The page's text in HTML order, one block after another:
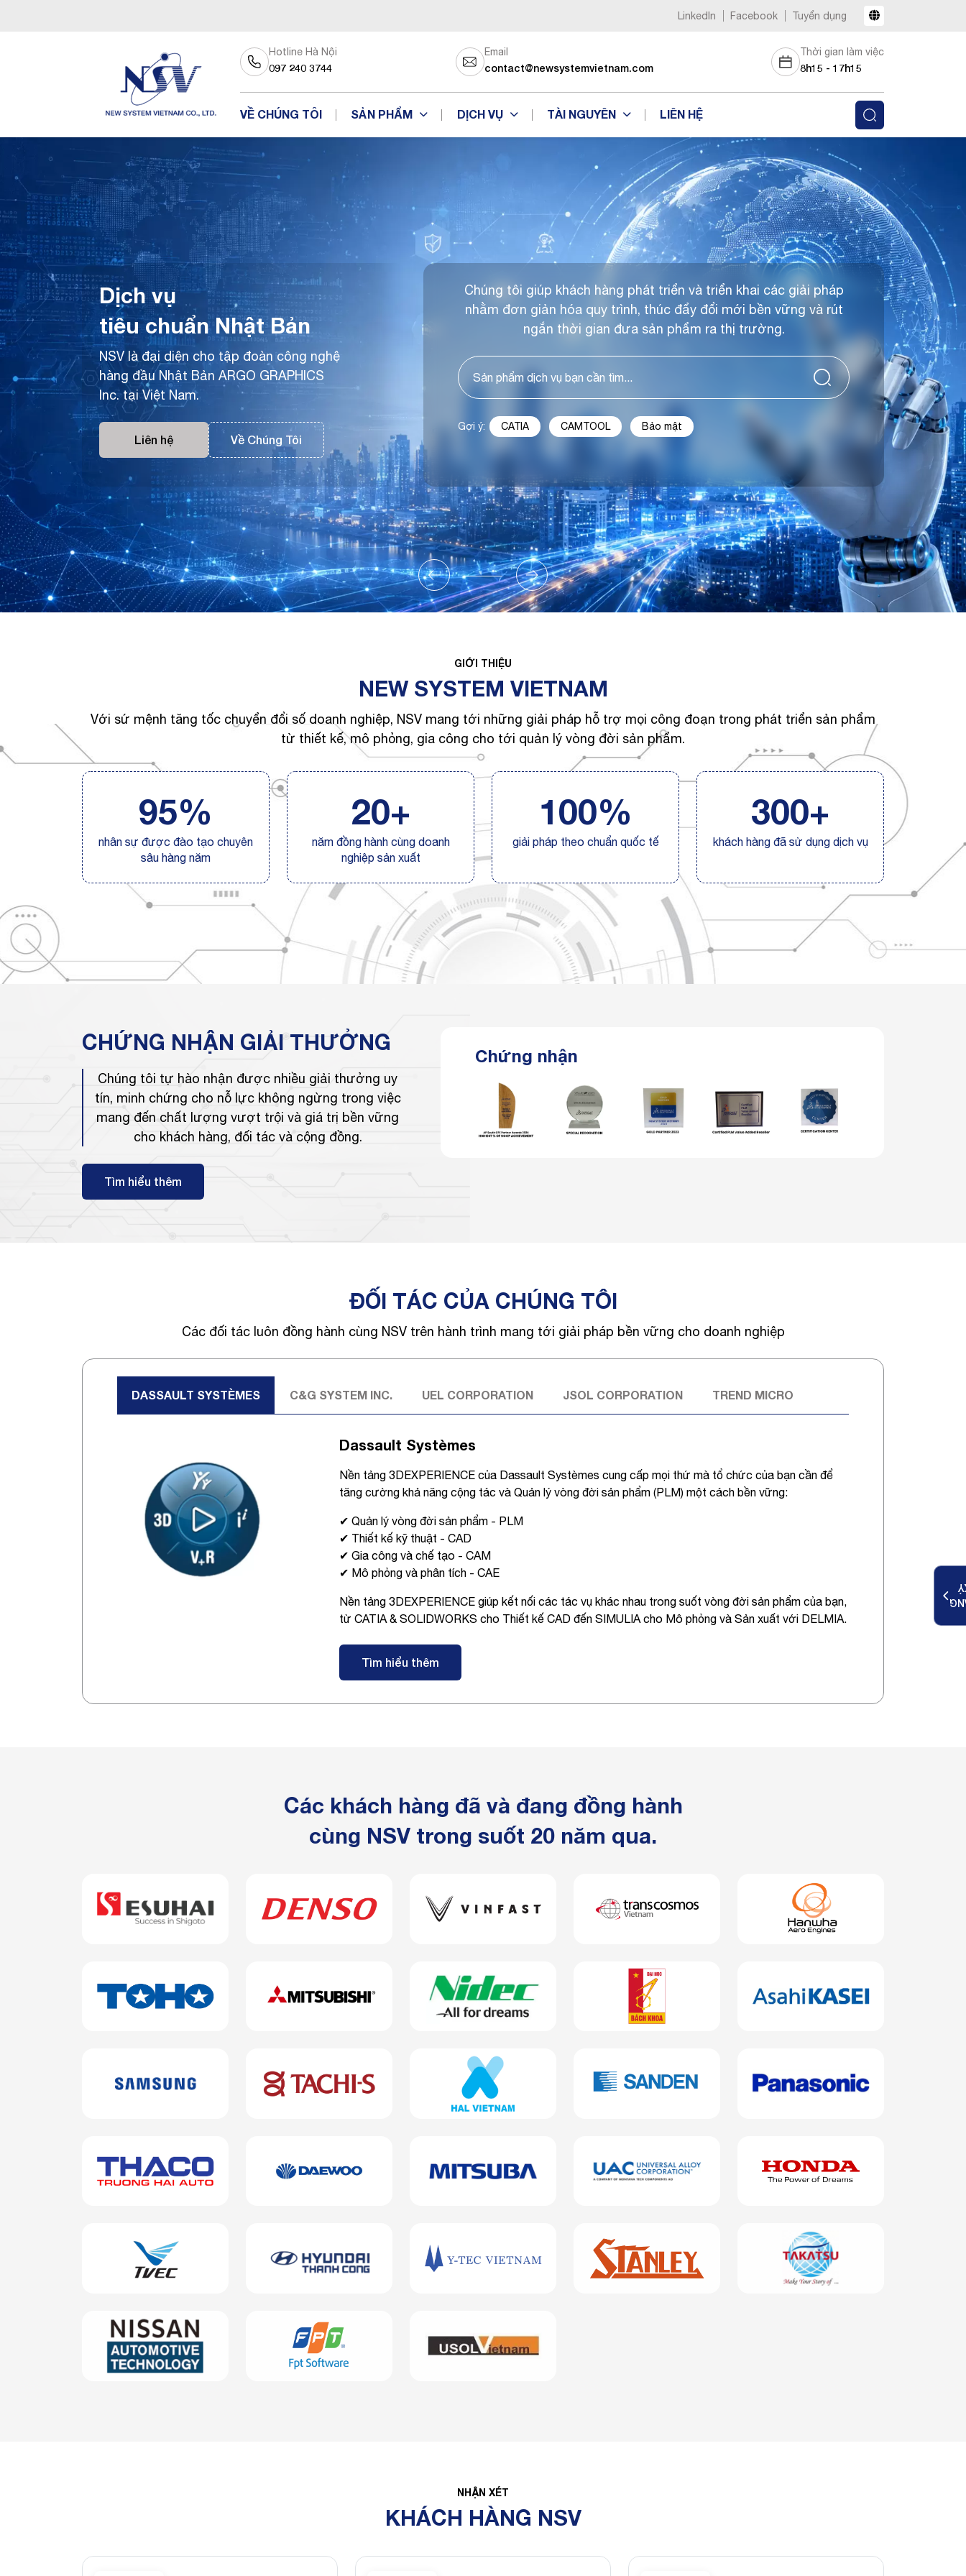
LinkedIn Facebook Tuyển dụng
Hotline Hà Nội
097 240 3744
Email
contact@newsystemvietnam.com
Thời gian làm việc
8h15 - 17h15
VỀ CHÚNG TÔI SẢN PHẨM DỊCH VỤ TÀI NGUYÊN LIÊN HỆ
Dịch vụ
tiêu chuẩn Nhật Bản
NSV là đại diện cho tập đoàn công nghệ
hàng đầu Nhật Bản ARGO GRAPHICS
Inc. tại Việt Nam.
Liên hệ Về Chúng Tôi
Chúng tôi giúp khách hàng phát triển và triển khai các giải pháp
nhằm đơn giản hóa quy trình, thúc đẩy đổi mới bền vững và rút
ngắn thời gian đưa sản phẩm ra thị trường.
Gợi ý: CATIA CAMTOOL Bảo mật
GIỚI THIỆU
NEW SYSTEM VIETNAM
Với sứ mệnh tăng tốc chuyển đổi số doanh nghiệp, NSV mang tới những giải pháp hỗ trợ mọi công đoạn trong phát triển sản phẩm
từ thiết kế, mô phỏng, gia công cho tới quản lý vòng đời sản phẩm.
95%
nhân sự được đào tạo chuyên
sâu hàng năm
20+
năm đồng hành cùng doanh
nghiệp sản xuất
100%
giải pháp theo chuẩn quốc tế
300+
khách hàng đã sử dụng dịch vụ
CHỨNG NHẬN GIẢI THƯỞNG
Chúng tôi tự hào nhận được nhiều giải thưởng uy
tín, minh chứng cho nỗ lực không ngừng trong việc
mang đến chất lượng vượt trội và giá trị bền vững
cho khách hàng, đối tác và cộng đồng.
Tìm hiểu thêm
Chứng nhận
ĐỐI TÁC CỦA CHÚNG TÔI
Các đối tác luôn đồng hành cùng NSV trên hành trình mang tới giải pháp bền vững cho doanh nghiệp
DASSAULT SYSTÈMES C&G SYSTEM INC. UEL CORPORATION JSOL CORPORATION TREND MICRO
Dassault Systèmes
Nền tảng 3DEXPERIENCE của Dassault Systèmes cung cấp mọi thứ mà tổ chức của bạn cần để
tăng cường khả năng cộng tác và Quản lý vòng đời sản phẩm (PLM) một cách bền vững:
✔ Quản lý vòng đời sản phẩm - PLM
✔ Thiết kế kỹ thuật - CAD
✔ Gia công và chế tạo - CAM
✔ Mô phỏng và phân tích - CAE
Nền tảng 3DEXPERIENCE giúp kết nối các tác vụ khác nhau trong suốt vòng đời sản phẩm của bạn,
từ CATIA & SOLIDWORKS cho Thiết kế CAD đến SIMULIA cho Mô phỏng và Sản xuất với DELMIA.
Tìm hiểu thêm
Các khách hàng đã và đang đồng hành
cùng NSV trong suốt 20 năm qua.
NHẬN XÉT
KHÁCH HÀNG NSV